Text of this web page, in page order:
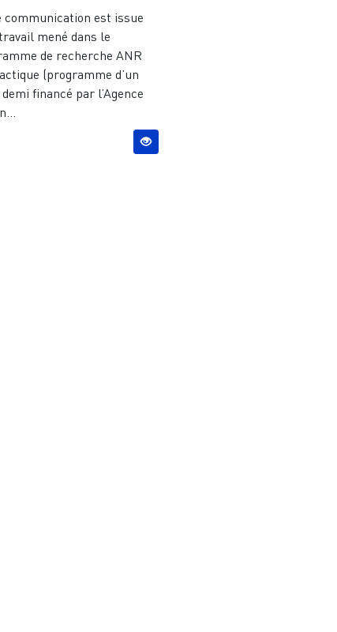
communication est issue
mené dans le
de recherche ANR
(programme d’un
financé par l’Agence